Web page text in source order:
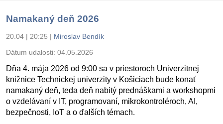
Namakaný deň 2026
20.04 | 20:25 | Miroslav Bendík
Dátum udalosti: 04.05.2026
Dňa 4. mája 2026 od 9:00 sa v priestoroch Univerzitnej
knižnice Technickej univerzity v Košiciach bude konať
namakaný deň, teda deň nabitý prednáškami a workshopmi
o vzdelávaní v IT, programovaní, mikrokontroléroch, AI,
bezpečnosti, IoT a o ďalších témach.